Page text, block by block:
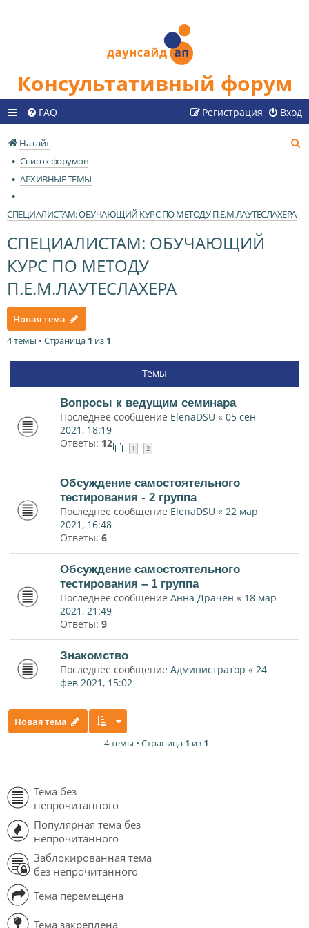
Консультативный форум
FAQ Вход
Регистрация
На сайт
Список форумов
АРХИВНЫЕ ТЕМЫ
СПЕЦИАЛИСТАМ: ОБУЧАЮЩИЙ КУРС ПО МЕТОДУ П.Е.М.ЛАУТЕСЛАХЕРА
СПЕЦИАЛИСТАМ: ОБУЧАЮЩИЙ
КУРС ПО МЕТОДУ
П.Е.М.ЛАУТЕСЛАХЕРА
Новая тема
4 темы • Страница 1 из 1
Темы
Вопросы к ведущим семинара
Последнее сообщение ElenaDSU « 05 сен
2021, 18:19
Ответы: 12 1 2
Обсуждение самостоятельного
тестирования - 2 группа
Последнее сообщение ElenaDSU « 22 мар
2021, 16:48
Ответы: 6
Обсуждение самостоятельного
тестирования – 1 группа
Последнее сообщение Анна Драчен « 18 мар
2021, 21:49
Ответы: 9
Знакомство
Последнее сообщение Администратор « 24
фев 2021, 15:02
Новая тема
4 темы • Страница 1 из 1
Тема без
непрочитанного
Популярная тема без
непрочитанного
Заблокированная тема
без непрочитанного
Тема перемещена
Тема закреплена